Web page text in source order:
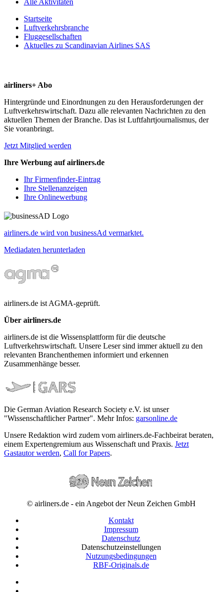
Startseite
Luftverkehrsbranche
Fluggesellschaften
Aktuelles zu Scandinavian Airlines SAS
airliners+ Abo
Hintergründe und Einordnungen zu den Herausforderungen der
Luftverkehrswirtschaft. Dazu alle relevanten Nachrichten zu den
aktuellen Themen der Branche. Das ist Luftfahrtjournalismus, der
Sie voranbringt.
Jetzt Mitglied werden
Ihre Werbung auf airliners.de
Ihr Firmenfinder-Eintrag
Ihre Stellenanzeigen
Ihre Onlinewerbung
airliners.de wird von businessAd vermarktet.
Mediadaten herunterladen
airliners.de ist AGMA-geprüft.
Über airliners.de
airliners.de ist die Wissensplattform für die deutsche
Luftverkehrswirtschaft. Unsere Leser sind immer aktuell zu den
relevanten Branchenthemen informiert und erkennen
Zusammenhänge besser.
Die German Aviation Research Society e.V. ist unser
"Wissenschaftlicher Partner". Mehr Infos: garsonline.de
Unsere Redaktion wird zudem vom airliners.de-Fachbeirat beraten,
einem Expertengremium aus Wissenschaft und Praxis. Jetzt
Gastautor werden, Call for Papers.
© airliners.de - ein Angebot der Neun Zeichen GmbH
Kontakt
Impressum
Datenschutz
Datenschutzeinstellungen
Nutzungsbedingungen
RBF-Originals.de